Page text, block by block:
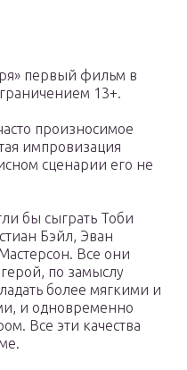
первый фильм в
13+.
произносимое
импровизация
сценарии его не
бы сыграть Тоби
Бэйл, Эван
Все они
по замыслу
более мягкими и
и одновременно
Все эти качества